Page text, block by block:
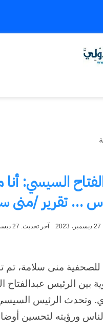
السيسي:
… تقرير /منى
27 ديسمبر، 2023 آخر تحديث: 27 ديسمبر، 2023
منى سلامة، تم
بين الرئيس
وتحدث الرئيس
ورؤيته لتحسين